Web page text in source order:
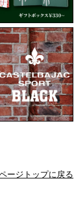
ージトップに戻る